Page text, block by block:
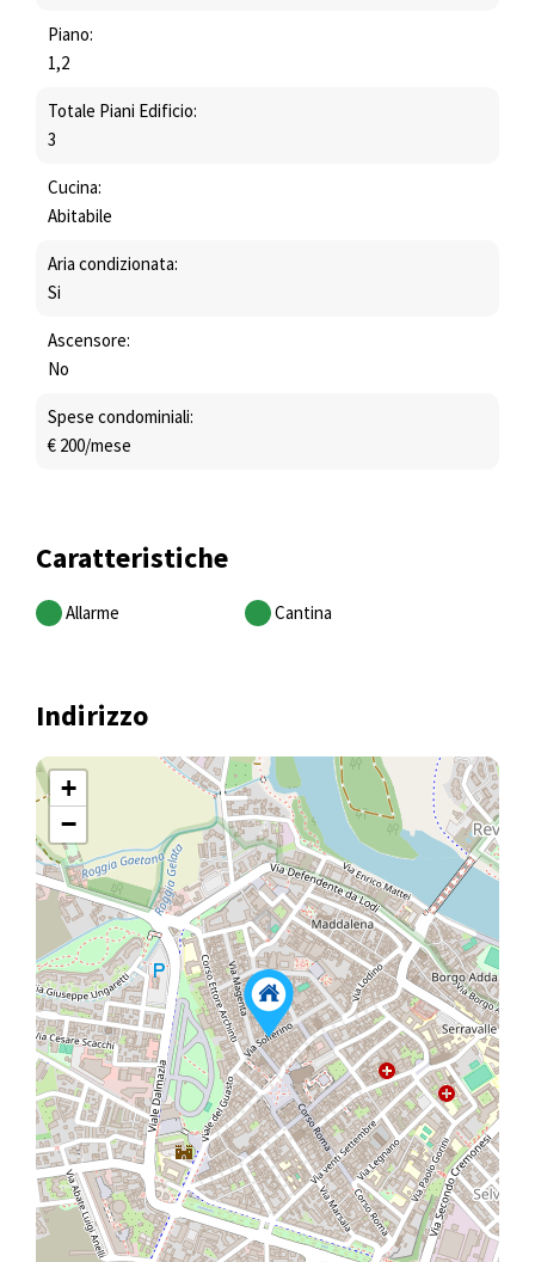
Piano:
1,2
Totale Piani Edificio:
3
Cucina:
Abitabile
Aria condizionata:
Si
Ascensore:
No
Spese condominiali:
€ 200/mese
Caratteristiche
Allarme Cantina
Indirizzo
+
−